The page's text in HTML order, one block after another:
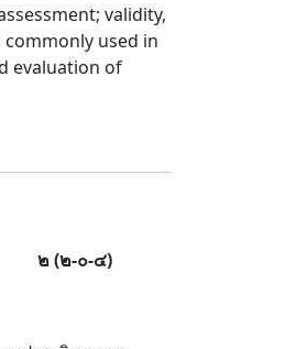
validity,
used in
evaluation of
๒(๒-๐-๔)